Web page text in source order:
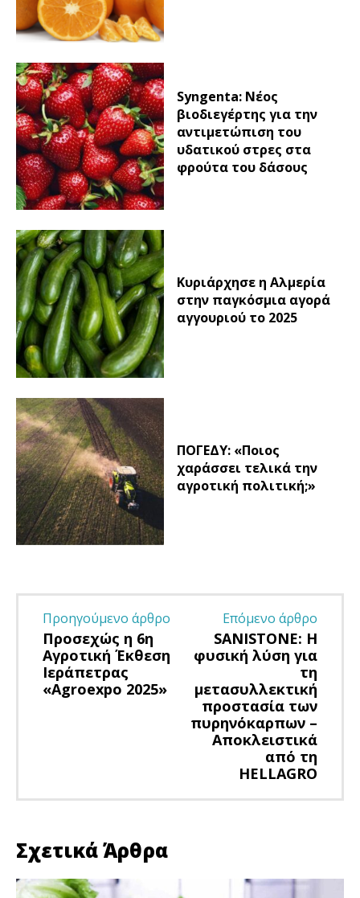
Syngenta: Νέος
βιοδιεγέρτης για την
αντιμετώπιση του
υδατικού στρες στα
φρούτα του δάσους
Κυριάρχησε η Αλμερία
στην παγκόσμια αγορά
αγγουριού το 2025
ΠΟΓΕΔΥ: «Ποιος
χαράσσει τελικά την
αγροτική πολιτική;»
Προηγούμενο άρθρο
Προσεχώς η 6η
Αγροτική Έκθεση
Ιεράπετρας
«Agroexpo 2025»
Επόμενο άρθρο
SANISTONE: Η
φυσική λύση για
τη
μετασυλλεκτική
προστασία των
πυρηνόκαρπων –
Αποκλειστικά
από τη
HELLAGRO
Σχετικά Άρθρα